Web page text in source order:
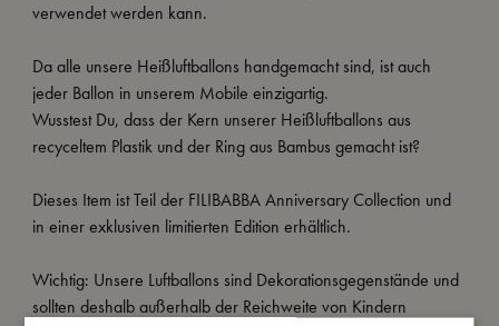
verwendet werden kann.
Da alle unsere Heißluftballons handgemacht sind, ist auch
jeder Ballon in unserem Mobile einzigartig.
Wusstest Du, dass der Kern unserer Heißluftballons aus
recyceltem Plastik und der Ring aus Bambus gemacht ist?
Dieses Item ist Teil der FILIBABBA Anniversary Collection und
in einer exklusiven limitierten Edition erhältlich.
Wichtig: Unsere Luftballons sind Dekorationsgegenstände und
sollten deshalb außerhalb der Reichweite von Kindern